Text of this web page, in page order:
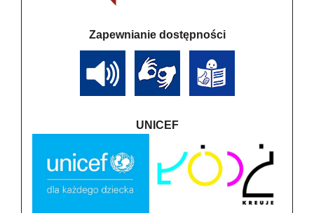
Zapewnianie dostępności
UNICEF